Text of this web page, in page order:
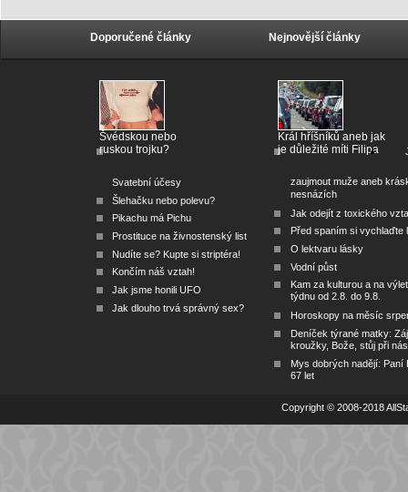
Doporučené články
Švédskou nebo
ruskou trojku?
Svatební účesy
Šlehačku nebo polevu?
Pikachu má Pichu
Prostituce na živnostenský list
Nudíte se? Kupte si striptéra!
Končím náš vztah!
Jak jsme honili UFO
Jak dlouho trvá správný sex?
Nejnovější články
Král hříšníků aneb jak
je důležité míti Filipa
zaujmout muže aneb
nesnázích
Jak odejít z toxického
Před spaním si vychlaďte
O lektvaru lásky
Vodní půst
Kam za kulturou a na
týdnu od 2.8. do 9.8.
Horoskopy na měsíc
Deníček týrané matky:
kroužky, Bože, stůj při nás
Mys dobrých nadějí: Paní
67 let
Copyright © 2008-2018